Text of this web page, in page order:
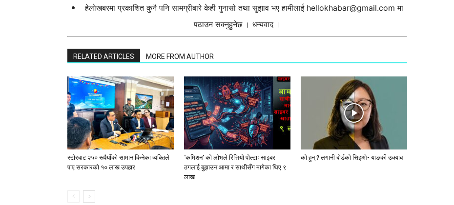
हेलोखबरमा प्रकाशित कुनै पनि सामग्रीबारे केही गुनासो तथा सुझाव भए हामीलाई hellokhabar@gmail.com मा
पठाउन सक्नुहुनेछ । धन्यवाद ।
RELATED ARTICLES MORE FROM AUTHOR
स्टाेरबाट २५० रूपैयाँको सामान किनेका व्यक्तिले
पाए सरकारको १० लाख उपहार
‘कमिशन’ को लोभले रित्तियो पोल्टाः साइबर
ठगलाई बुझाउन आमा र साथीसँग मागेका थिए ९
लाख
को हुन् ? लगानी बोर्डको सिइओ- याङकी उक्याब